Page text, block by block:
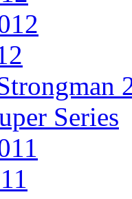
Series